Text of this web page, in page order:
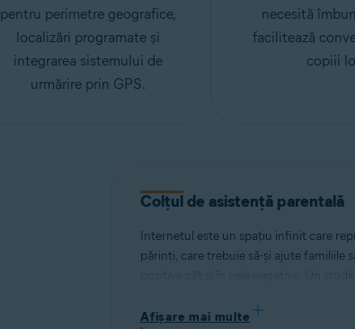
pentru perimetre geografice,
localizări programate și
integrarea sistemului de
urmărire prin GPS.
necesită
facilitează
copiii
Colțul de asistență parentală
Internetul este un spațiu infinit care
părinți, care trebuie să-și ajute familiile
preadolescenți li s-a permis să
Afișare mai multe